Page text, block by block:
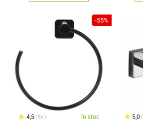
-55%
4,5 5x în stoc 5,0